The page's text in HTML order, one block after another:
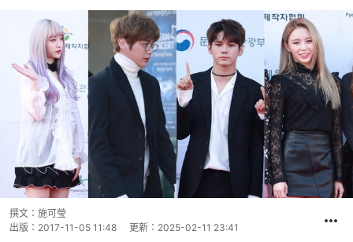
撰文： 施可瑩
出版： 2017-11-05 11:48 更新： 2025-02-11 23:41